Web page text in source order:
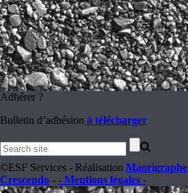
Adhérer ?
Bulletin d’adhésion à télécharger
©ESF Services - Réalisation Maorigraphe
Crescendo - - Mentions légales -